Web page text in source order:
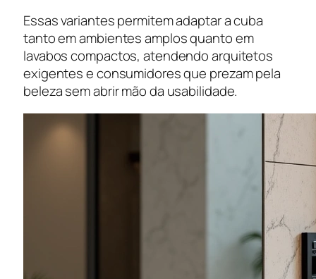
Essas variantes permitem adaptar a cuba
tanto em ambientes amplos quanto em
lavabos compactos, atendendo arquitetos
exigentes e consumidores que prezam pela
beleza sem abrir mão da usabilidade.